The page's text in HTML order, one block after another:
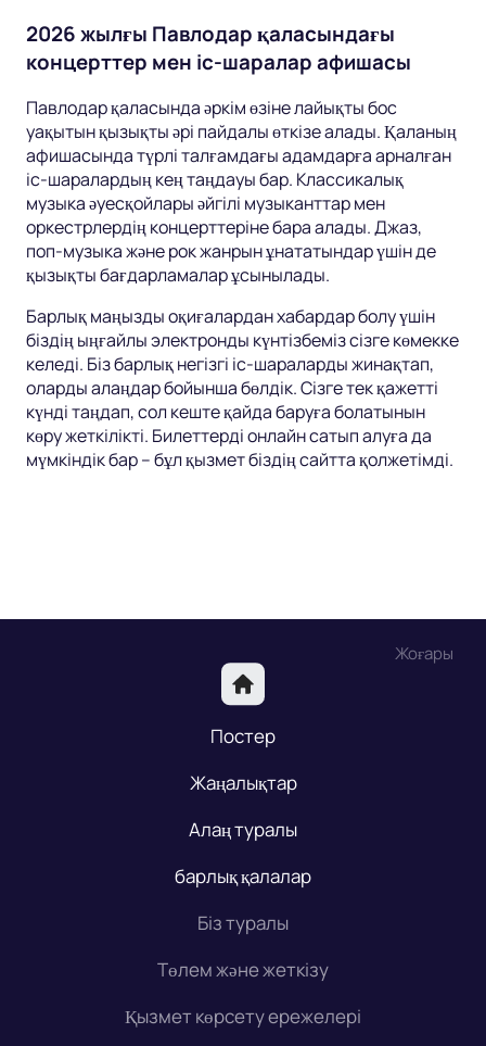
2026 жылғы Павлодар қаласындағы
концерттер мен іс-шаралар афишасы
Павлодар қаласында әркім өзіне лайықты бос
уақытын қызықты әрі пайдалы өткізе алады. Қаланың
афишасында түрлі талғамдағы адамдарға арналған
іс-шаралардың кең таңдауы бар. Классикалық
музыка әуесқойлары әйгілі музыканттар мен
оркестрлердің концерттеріне бара алады. Джаз,
поп-музыка және рок жанрын ұнататындар үшін де
қызықты бағдарламалар ұсынылады.
Барлық маңызды оқиғалардан хабардар болу үшін
біздің ыңғайлы электронды күнтізбеміз сізге көмекке
келеді. Біз барлық негізгі іс-шараларды жинақтап,
оларды алаңдар бойынша бөлдік. Сізге тек қажетті
күнді таңдап, сол кеште қайда баруға болатынын
көру жеткілікті. Билеттерді онлайн сатып алуға да
мүмкіндік бар – бұл қызмет біздің сайтта қолжетімді.
Жоғары
Постер
Жаңалықтар
Алаң туралы
барлық қалалар
Біз туралы
Төлем және жеткізу
Қызмет көрсету ережелері